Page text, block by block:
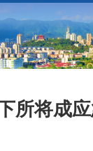
所将成